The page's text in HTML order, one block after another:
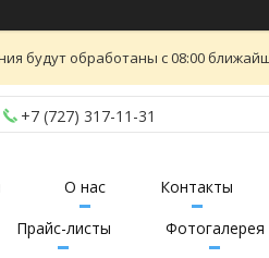
будут обработаны с 08:00
+7 (727) 317-11-31
О нас
Контакты
Прайс-листы
Фотогалерея